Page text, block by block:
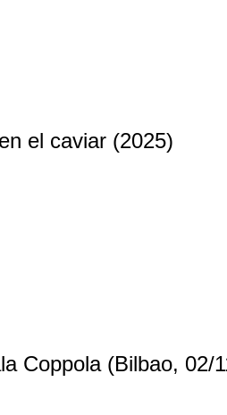
el caviar (2025)
Coppola (Bilbao, 02/